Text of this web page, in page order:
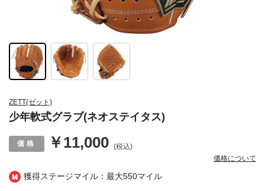
獲得ステージマイル：最大550マイル
ZETT(ゼット)
少年軟式グラブ(ネオステイタス)
￥11,000 (税込)
価格について